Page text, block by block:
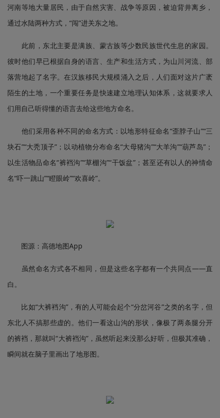
河南等地大量居民，由于自然灾害、战争等原因，被迫背井离乡，
通过水陆两种方式，“闯”进关东之地。
此前，东北主要是满族、蒙古族等少数民族世代生息的家园。
彼时他们早已根据自身的语言、生产和生活方式，为山川河流、部
落营地起了名字。在汉族移民大规模涌入之后，人们面对这片广袤
陌生的土地，一个重要任务是快速建立地理认知体系，这就要求人
们用自己听得懂的语言去给这些地方命名。
他们采用各种不同的命名方式：以地形特征命名“歪脖子山”“三
块石”“大秃顶子”；以动植物分布命名“大母猪沟”“大羊沟”“葫芦岛”；
以生活物品命名“裤裆沟”“草棚沟”“干饭盆”；甚至还有以人的神情命
名“吓一跳山”“瞪眼岭”“欢喜岭”。
图源：高德地图App
虽然命名方式各不相同，但是这些名字都有一个共同点——直
白。
比如“大裤裆沟”，有的人可能会起个“分岔河谷”之类的名字，但
东北人不搞那些虚的。他们一看这山沟的形状，像极了两条腿分开
的裤裆，那就叫“大裤裆沟”，虽然听起来没那么好听，但极其准确，
瞬间就在脑子里画出了地形图。